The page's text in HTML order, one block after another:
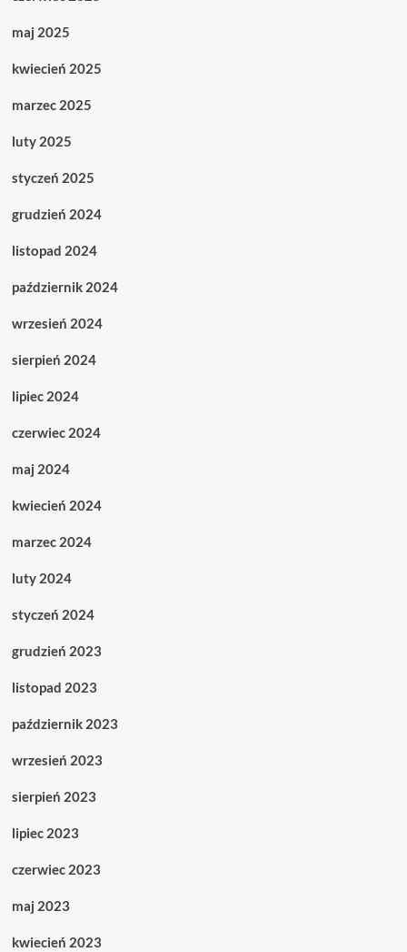
maj 2025
kwiecień 2025
marzec 2025
luty 2025
styczeń 2025
grudzień 2024
listopad 2024
październik 2024
wrzesień 2024
sierpień 2024
lipiec 2024
czerwiec 2024
maj 2024
kwiecień 2024
marzec 2024
luty 2024
styczeń 2024
grudzień 2023
listopad 2023
październik 2023
wrzesień 2023
sierpień 2023
lipiec 2023
czerwiec 2023
maj 2023
kwiecień 2023